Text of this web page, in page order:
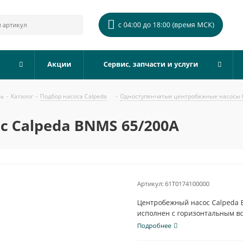
с 04:00 до 18:00 (время МСК)
Акции Сервис, запчасти и услуги
- Каталог - Подбор насоса Calpeda - Одноступенчатые центробежные насосы
BNMS 65/200A
Артикул:61T0174100000
Центробежный насос Calpeda
исполнен с горизонтальным
патрубком с...
Подробнее